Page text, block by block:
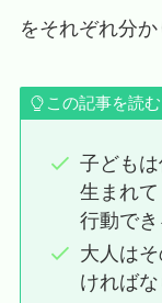
をそれぞれ分
この記事を読
子ども
生まれ
行動で
大人は
ければ